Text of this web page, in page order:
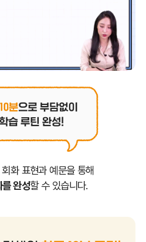
생님의 발음을 통해,
음을 익힐 수 있습니다.